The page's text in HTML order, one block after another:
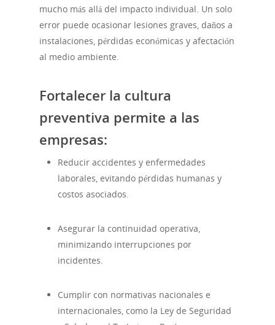
mucho más allá del impacto individual. Un solo
error puede ocasionar lesiones graves, daños a
instalaciones, pérdidas económicas y afectación
al medio ambiente.
Fortalecer la cultura
preventiva permite a las
empresas:
Reducir accidentes y enfermedades
laborales, evitando pérdidas humanas y
costos asociados.
Asegurar la continuidad operativa,
minimizando interrupciones por
incidentes.
Cumplir con normativas nacionales e
internacionales, como la Ley de Seguridad